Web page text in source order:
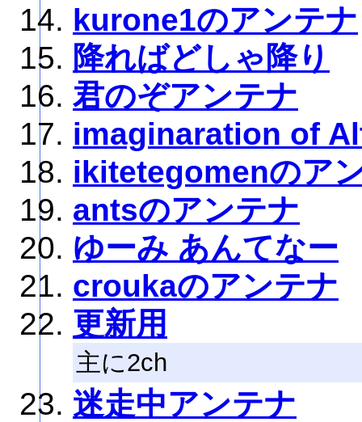
kurone1のアンテナ
降ればどしゃ降り
君のぞアンテナ
imaginaration of
ikitetegomenのア
antsのアンテナ
ゆーみ あんてなー
croukaのアンテナ
更新用
主に2ch
迷走中アンテナ